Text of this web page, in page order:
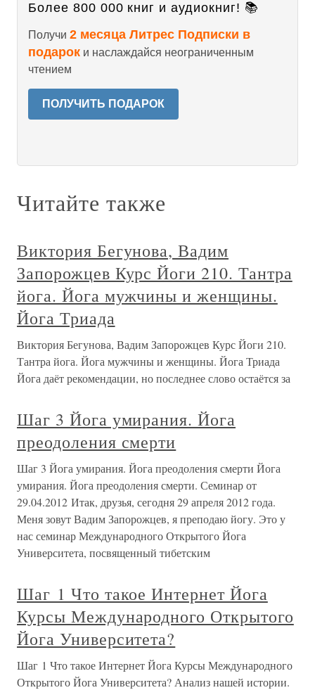
Более 800 000 книг и аудиокниг! 📚
Получи 2 месяца Литрес Подписки в
подарок и наслаждайся неограниченным
чтением
ПОЛУЧИТЬ ПОДАРОК
Читайте также
Виктория Бегунова, Вадим
Запорожцев Курс Йоги 210. Тантра
йога. Йога мужчины и женщины.
Йога Триада
Виктория Бегунова, Вадим Запорожцев Курс Йоги 210.
Тантра йога. Йога мужчины и женщины. Йога Триада
Йога даёт рекомендации, но последнее слово остаётся за
Шаг 3 Йога умирания. Йога
преодоления смерти
Шаг 3 Йога умирания. Йога преодоления смерти Йога
умирания. Йога преодоления смерти. Семинар от
29.04.2012 Итак, друзья, сегодня 29 апреля 2012 года.
Меня зовут Вадим Запорожцев, я преподаю йогу. Это у
нас семинар Международного Открытого Йога
Университета, посвященный тибетским
Шаг 1 Что такое Интернет Йога
Курсы Международного Открытого
Йога Университета?
Шаг 1 Что такое Интернет Йога Курсы Международного
Открытого Йога Университета? Анализ нашей истории.